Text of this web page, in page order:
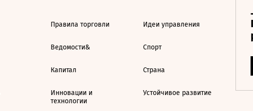
Правила торговли
Ведомости&
Капитал
Инновации и
технологии
Идеи управления
Спорт
Страна
Устойчивое развитие